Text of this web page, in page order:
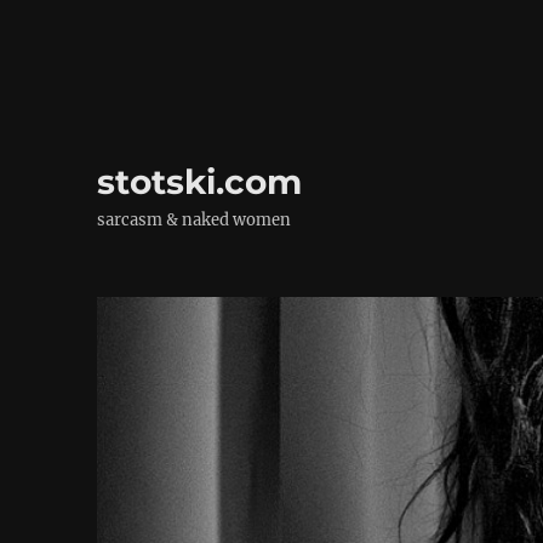
stotski.com
sarcasm & naked women